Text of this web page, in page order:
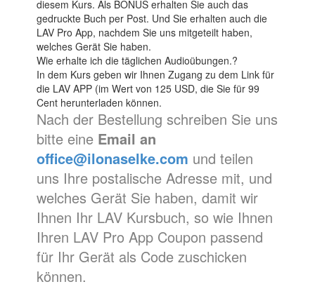
diesem Kurs. Als BONUS erhalten Sie auch das
gedruckte Buch per Post. Und Sie erhalten auch die
LAV Pro App, nachdem Sie uns mitgeteilt haben,
welches Gerät Sie haben.
Wie erhalte ich die täglichen Audioübungen.?
In dem Kurs geben wir Ihnen Zugang zu dem Link für
die LAV APP (im Wert von 125 USD, die Sie für 99
Cent herunterladen können.
Nach der Bestellung schreiben Sie uns
bitte eine Email an
office@ilonaselke.com und teilen
uns Ihre postalische Adresse mit, und
welches Gerät Sie haben, damit wir
Ihnen Ihr LAV Kursbuch, so wie Ihnen
Ihren LAV Pro App Coupon passend
für Ihr Gerät als Code zuschicken
können.